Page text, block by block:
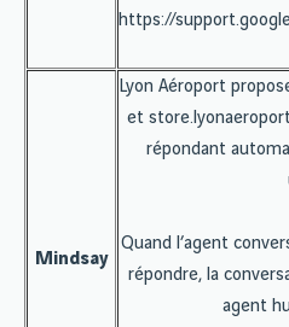
https://
Mindsay
Lyon Aéroport
et
répondant
Quand l’agent
répondre, la
agent